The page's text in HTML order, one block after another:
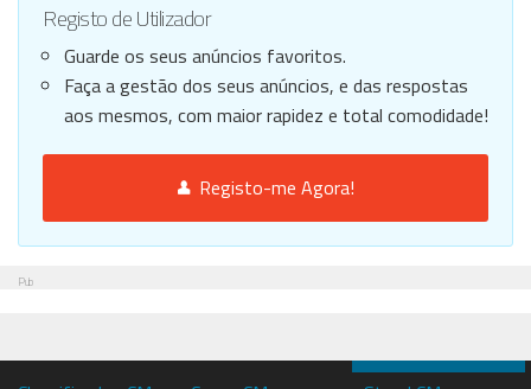
Registo de Utilizador
Guarde os seus anúncios favoritos.
Faça a gestão dos seus anúncios, e das respostas
aos mesmos, com maior rapidez e total comodidade!
Registo-me Agora!
Pub